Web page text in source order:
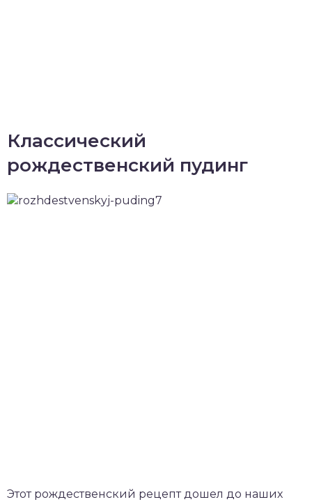
Классический
рождественский пудинг
Этот рождественский рецепт дошел до наших